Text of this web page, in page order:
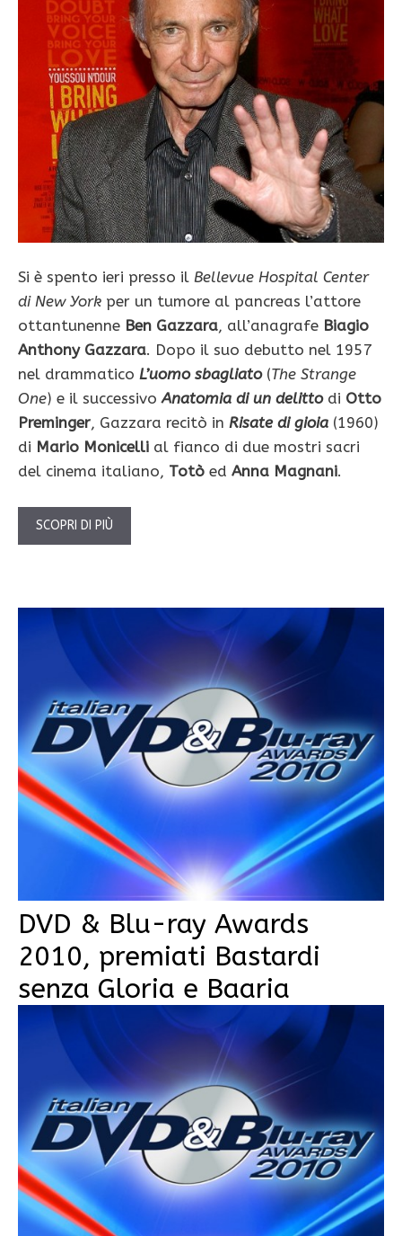
Si è spento ieri presso il Bellevue Hospital Center
di New York per un tumore al pancreas l’attore
ottantunenne Ben Gazzara, all’anagrafe Biagio
Anthony Gazzara. Dopo il suo debutto nel 1957
nel drammatico L’uomo sbagliato(The Strange
One) e il successivoAnatomia di un delittodi Otto
Preminger, Gazzara recitò in Risate di gioia (1960)
di Mario Monicelli al fianco di due mostri sacri
del cinema italiano, Totò ed Anna Magnani.
SCOPRI DI PIÙ
DVD & Blu-ray Awards
2010, premiati Bastardi
senza Gloria e Baaria